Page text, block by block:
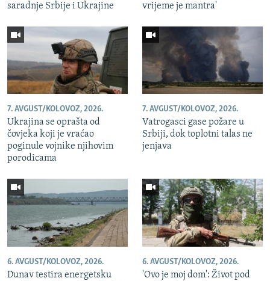
saradnje Srbije i Ukrajine
vrijeme je mantra'
7. AVGUST/KOLOVOZ, 2026.
Ukrajina se oprašta od
čovjeka koji je vraćao
poginule vojnike njihovim
porodicama
7. AVGUST/KOLOVOZ, 2026.
Vatrogasci gase požare u
Srbiji, dok toplotni talas ne
jenjava
6. AVGUST/KOLOVOZ, 2026.
Dunav testira energetsku
6. AVGUST/KOLOVOZ, 2026.
'Ovo je moj dom': Život pod